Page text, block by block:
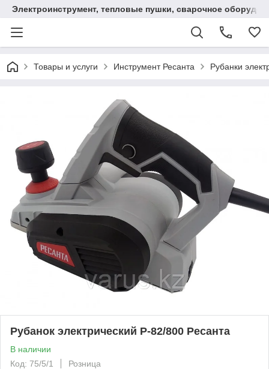
Электроинструмент, тепловые пушки, сварочное
Товары и услуги Инструмент Ресанта Рубанки
Рубанок электрический Р-82/800 Ресанта
В наличии
Код: 75/5/1
Розница